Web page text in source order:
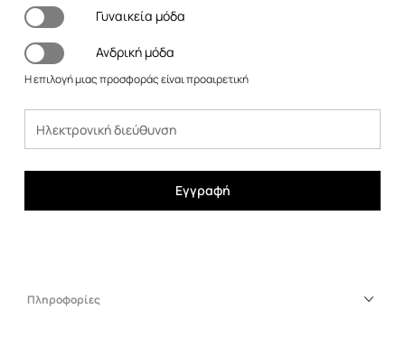
Γυναικεία μόδα
Ανδρική μόδα
Η επιλογή μιας προσφοράς είναι προαιρετική
Εγγραφή
Πληροφορίες